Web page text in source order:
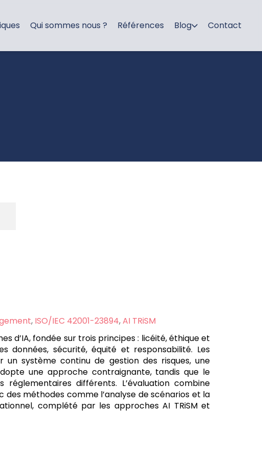
Qui sommes nous ? Références Blog Contact
, ISO/IEC 42001-23894,AI TRiSM
d’IA, fondée sur trois principes : licéité, éthique et
données, sécurité, équité et responsabilité. Les
système continu de gestion des risques, une
une approche contraignante, tandis que le
différents. L’évaluation combine
méthodes comme l’analyse de scénarios et la
complété par les approches AI TRiSM et